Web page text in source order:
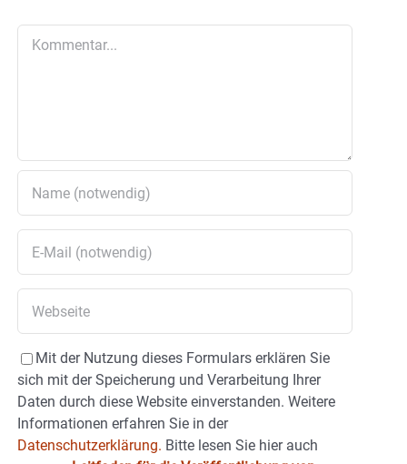
Mit der Nutzung dieses Formulars erklären Sie
sich mit der Speicherung und Verarbeitung Ihrer
Daten durch diese Website einverstanden. Weitere
Informationen erfahren Sie in der
Datenschutzerklärung. Bitte lesen Sie hier auch